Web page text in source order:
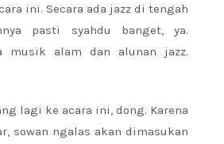
ini. Secara ada jazz di tengah
pasti syahdu banget, ya.
musik alam dan alunan jazz.
lagi ke acara ini, dong. Karena
sowan ngalas akan dimasukan